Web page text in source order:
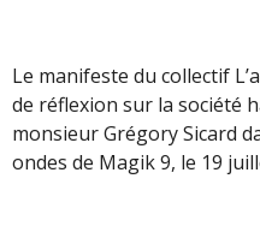
Le manifeste du collectif
de réflexion sur la société
monsieur Grégory Sicard
ondes de Magik 9, le 19